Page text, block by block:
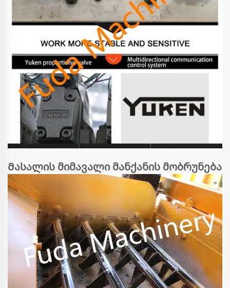
Მასალის მიმავალი მანქანის მობრუნება